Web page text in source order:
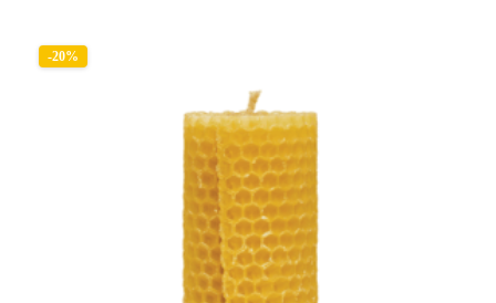
-20%